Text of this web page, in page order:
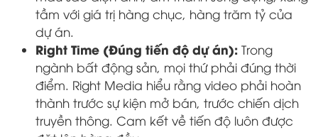
tầm với giá trị hàng chục, hàng trăm tỷ của
dự án.
Right Time (Đúng tiến độ dự án): Trong
ngành bất động sản, mọi thứ phải đúng thời
điểm. Right Media hiểu rằng video phải hoàn
thành trước sự kiện mở bán, trước chiến dịch
truyền thông. Cam kết về tiến độ luôn được